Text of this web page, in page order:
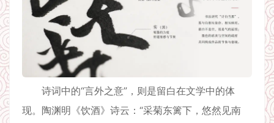
诗词中的“言外之意”，则是留白在文学中的体
现。陶渊明《饮酒》诗云：“采菊东篱下，悠然见南